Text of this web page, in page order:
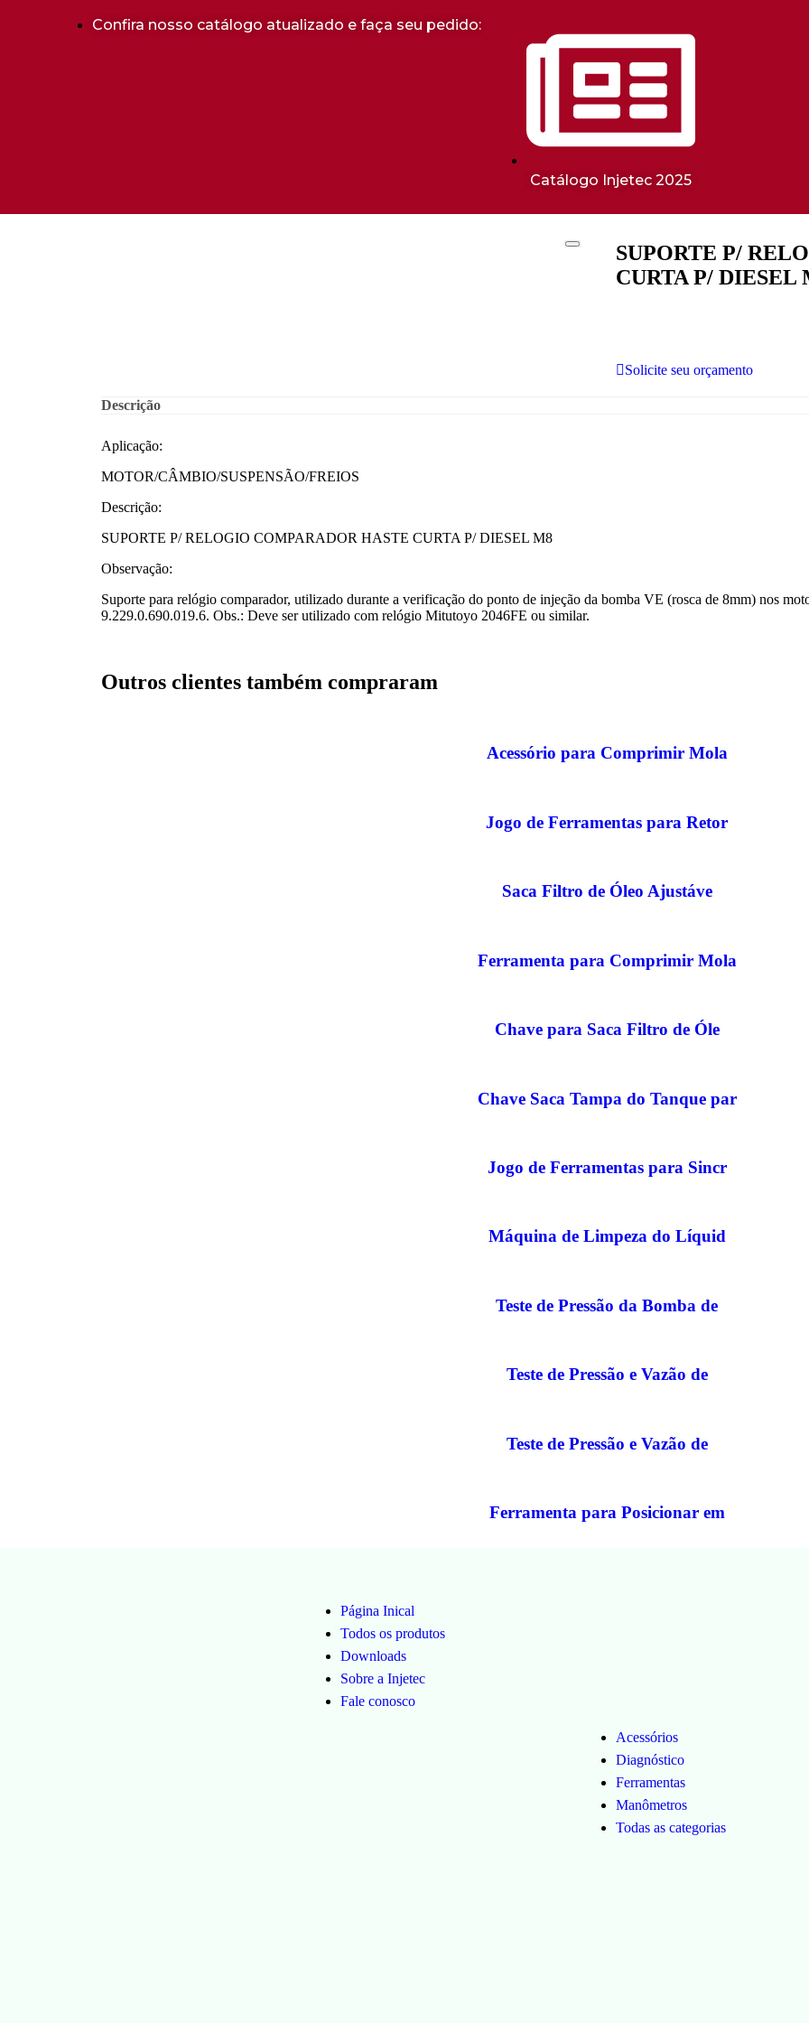
Confira nosso catálogo atualizado e faça seu pedido:
Catálogo Injetec 2025
SUPORTE P/
CURTA P/ DIESEL
Solicite seu orçamento
Descrição
Aplicação:
MOTOR/CÂMBIO/SUSPENSÃO/FREIOS
Descrição:
SUPORTE P/ RELOGIO COMPARADOR HASTE CURTA P/ DIESEL M8
Observação:
Suporte para relógio comparador, utilizado durante a verificação do ponto de injeção da bomba VE (rosca de 8mm) nos
9.229.0.690.019.6. Obs.: Deve ser utilizado com relógio Mitutoyo 2046FE ou similar.
Outros clientes também compraram
Acessório para Comprimir Mola
Jogo de Ferramentas para Retor
Saca Filtro de Óleo Ajustáve
Ferramenta para Comprimir Mola
Chave para Saca Filtro de Óle
Chave Saca Tampa do Tanque par
Jogo de Ferramentas para Sincr
Máquina de Limpeza do Líquid
Teste de Pressão da Bomba de
Teste de Pressão e Vazão de
Teste de Pressão e Vazão de
Ferramenta para Posicionar em
Página Inical
Todos os produtos
Downloads
Sobre a Injetec
Fale conosco
Acessórios
Diagnóstico
Ferramentas
Manômetros
Todas as categorias